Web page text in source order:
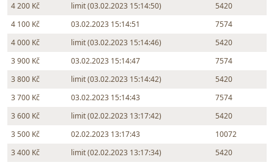
4 200 Kč
limit (03.02.2023 15:14:50)
5420
4 100 Kč
03.02.2023 15:14:51
7574
4 000 Kč
limit (03.02.2023 15:14:46)
5420
3 900 Kč
03.02.2023 15:14:47
7574
3 800 Kč
limit (03.02.2023 15:14:42)
5420
3 700 Kč
03.02.2023 15:14:43
7574
3 600 Kč
limit (02.02.2023 13:17:42)
5420
3 500 Kč
02.02.2023 13:17:43
10072
3 400 Kč
limit (02.02.2023 13:17:34)
5420